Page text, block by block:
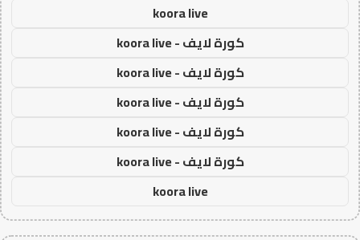
koora live
كورة لايف - koora live
كورة لايف - koora live
كورة لايف - koora live
كورة لايف - koora live
كورة لايف - koora live
koora live